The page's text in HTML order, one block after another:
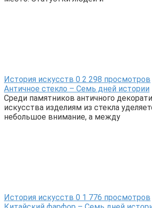
История искусств 0 2 298 просмотров
Античное стекло – Семь дней истории
Среди памятников античного
искусства изделиям из стекла
небольшое внимание, а между
История искусств 0 1 776 просмотров